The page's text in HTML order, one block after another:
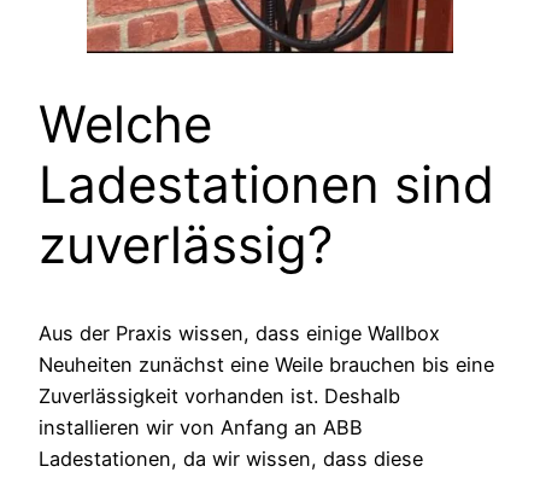
Welche
Ladestationen sind
zuverlässig?
Aus der Praxis wissen, dass einige Wallbox
Neuheiten zunächst eine Weile brauchen bis eine
Zuverlässigkeit vorhanden ist. Deshalb
installieren wir von Anfang an ABB
Ladestationen, da wir wissen, dass diese